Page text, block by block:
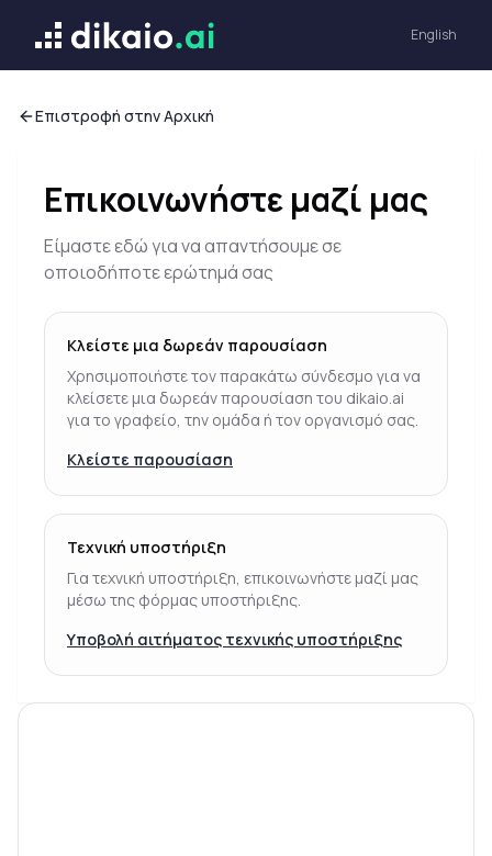
Dikaio ai English
Επιστροφή στην Αρχική
Επικοινωνήστε μαζί μας
Είμαστε εδώ για να απαντήσουμε σε
οποιοδήποτε ερώτημά σας
Κλείστε μια δωρεάν παρουσίαση
Χρησιμοποιήστε τον παρακάτω σύνδεσμο για να
κλείσετε μια δωρεάν παρουσίαση του dikaio.ai
για το γραφείο, την ομάδα ή τον οργανισμό σας.
Κλείστε παρουσίαση
Τεχνική υποστήριξη
Για τεχνική υποστήριξη, επικοινωνήστε μαζί μας
μέσω της φόρμας υποστήριξης.
Υποβολή αιτήματος τεχνικής υποστήριξης